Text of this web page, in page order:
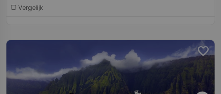
Vergelijk
favorite